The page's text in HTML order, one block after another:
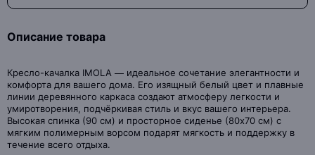
Описание товара
Кресло-качалка IMOLA — идеальное сочетание элегантности и
комфорта для вашего дома. Его изящный белый цвет и плавные
линии деревянного каркаса создают атмосферу легкости и
умиротворения, подчёркивая стиль и вкус вашего интерьера.
Высокая спинка (90 см) и просторное сиденье (80x70 см) с
мягким полимерным ворсом подарят мягкость и поддержку в
течение всего отдыха.